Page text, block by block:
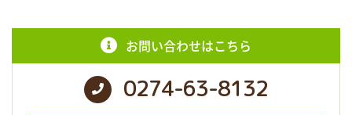
お問い合わせはこちら
0274-63-8132